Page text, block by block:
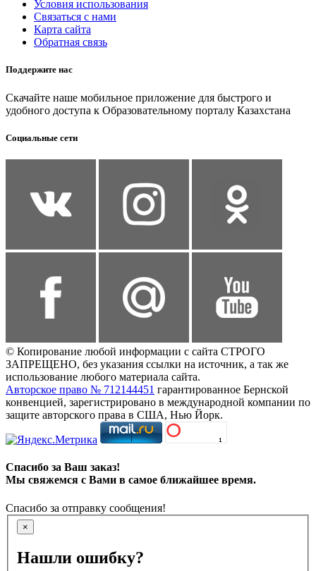
Условия использования
Связаться с нами
Карта сайта
Обратная связь
Поддержите нас
Скачайте наше мобильное приложение для быстрого и
удобного доступа к Образовательному порталу Казахстана
Социальные сети
© Копирование любой информации с сайта СТРОГО
ЗАПРЕЩЕНО, без указания ссылки на источник, а так же
использование любого материала сайта.
Авторское право № 712144451 гарантированное Бернской
конвенцией, зарегистрировано в международной компании по
защите авторского права в США, Нью Йорк.
Спасибо за Ваш заказ!
Мы свяжемся с Вами в самое ближайшее время.
Спасибо за отправку сообщения!
×
Нашли ошибку?